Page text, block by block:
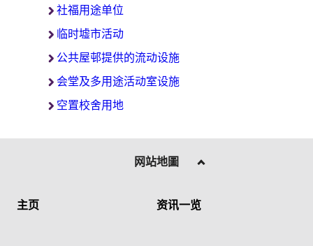
社福用途单位
临时墟市活动
公共屋邨提供的流动设施
会堂及多用途活动室设施
空置校舍用地
网站地圖
主页 资讯一览